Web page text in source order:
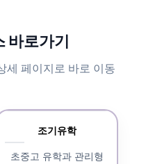
바로가기
세 페이지로 바로 이동
조기유학
초중고 유학과 관리형